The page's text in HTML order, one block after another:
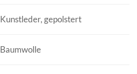
Kunstleder, gepolstert
Baumwolle